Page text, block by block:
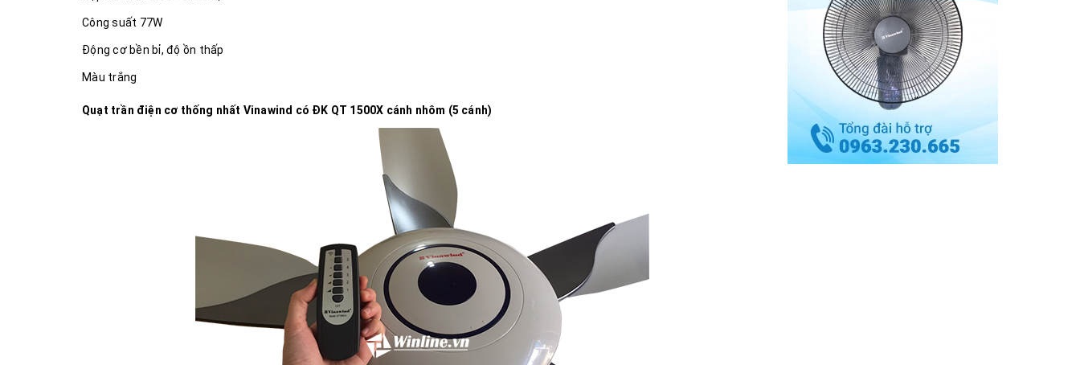
Công suất 77W
Động cơ bền bỉ, độ ồn thấp
Màu trắng
Quạt trần điện cơ thống nhất Vinawind có ĐK QT 1500X cánh nhôm (5 cánh)